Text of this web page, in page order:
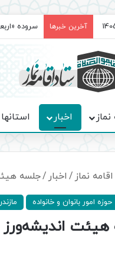
آخرین خبرها سروده‌
اخبار استانها
نماز / اخبار /جلسه
حوزه امور بانوان و خانواده
اندیشه‌ورز